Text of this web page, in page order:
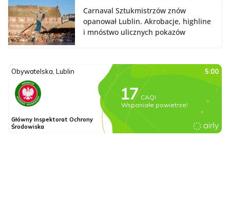
Carnaval Sztukmistrzów znów
opanował Lublin. Akrobacje, highline
i mnóstwo ulicznych pokazów